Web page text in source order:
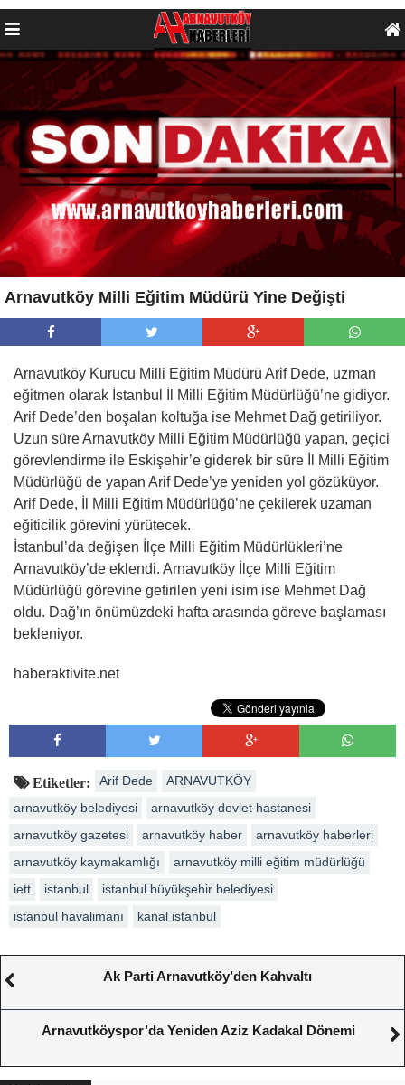
Arnavutköy Milli Eğitim Müdürü Yine Değişti
Arnavutköy Kurucu Milli Eğitim Müdürü Arif Dede, uzman
eğitmen olarak İstanbul İl Milli Eğitim Müdürlüğü’ne gidiyor.
Arif Dede’den boşalan koltuğa ise Mehmet Dağ getiriliyor.
Uzun süre Arnavutköy Milli Eğitim Müdürlüğü yapan, geçici
görevlendirme ile Eskişehir’e giderek bir süre İl Milli Eğitim
Müdürlüğü de yapan Arif Dede’ye yeniden yol gözüküyor.
Arif Dede, İl Milli Eğitim Müdürlüğü’ne çekilerek uzaman
eğiticilik görevini yürütecek.
İstanbul’da değişen İlçe Milli Eğitim Müdürlükleri’ne
Arnavutköy’de eklendi. Arnavutköy İlçe Milli Eğitim
Müdürlüğü görevine getirilen yeni isim ise Mehmet Dağ
oldu. Dağ’ın önümüzdeki hafta arasında göreve başlaması
bekleniyor.
haberaktivite.net
Etiketler: Arif Dede
ARNAVUTKÖY
arnavutköy belediyesi
arnavutköy devlet hastanesi
arnavutköy gazetesi
arnavutköy haber
arnavutköy haberleri
arnavutköy kaymakamlığı
arnavutköy milli eğitim müdürlüğü
iett
istanbul
istanbul büyükşehir belediyesi
istanbul havalimanı
kanal istanbul
Ak Parti Arnavutköy’den Kahvaltı
Arnavutköyspor’da Yeniden Aziz Kadakal Dönemi